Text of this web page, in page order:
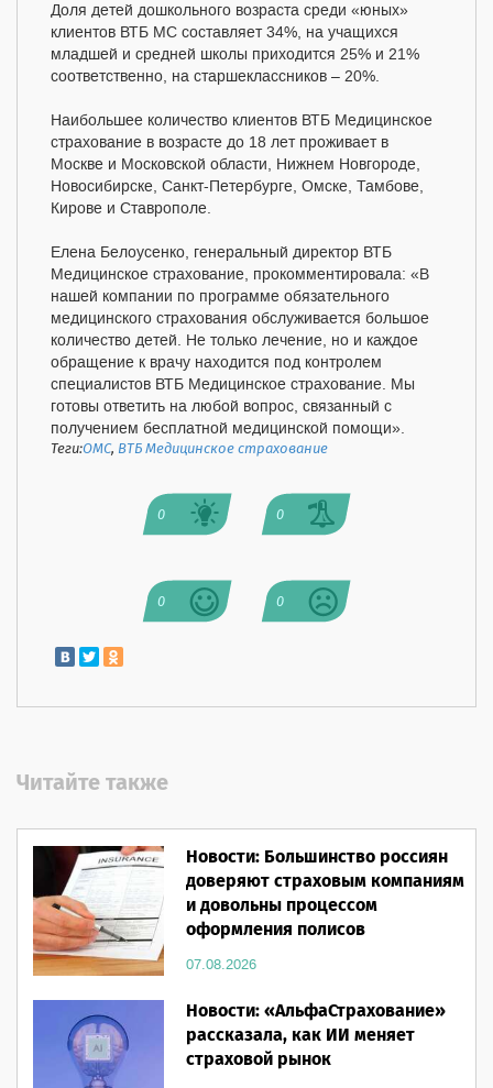
Доля детей дошкольного возраста среди «юных»
клиентов ВТБ МС составляет 34%, на учащихся
младшей и средней школы приходится 25% и 21%
соответственно, на старшеклассников – 20%.
Наибольшее количество клиентов ВТБ Медицинское
страхование в возрасте до 18 лет проживает в
Москве и Московской области, Нижнем Новгороде,
Новосибирске, Санкт-Петербурге, Омске, Тамбове,
Кирове и Ставрополе.
Елена Белоусенко, генеральный директор ВТБ
Медицинское страхование, прокомментировала: «В
нашей компании по программе обязательного
медицинского страхования обслуживается большое
количество детей. Не только лечение, но и каждое
обращение к врачу находится под контролем
специалистов ВТБ Медицинское страхование. Мы
готовы ответить на любой вопрос, связанный с
получением бесплатной медицинской помощи».
Теги:ОМС, ВТБ Медицинское страхование
0 0
0 0
Читайте также
Новости: Большинство россиян
доверяют страховым компаниям
и довольны процессом
оформления полисов
07.08.2026
Новости: «АльфаСтрахование»
рассказала, как ИИ меняет
страховой рынок